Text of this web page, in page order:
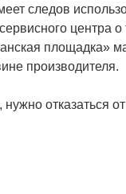
следов
центра о
площадка»
производителя.
отказаться